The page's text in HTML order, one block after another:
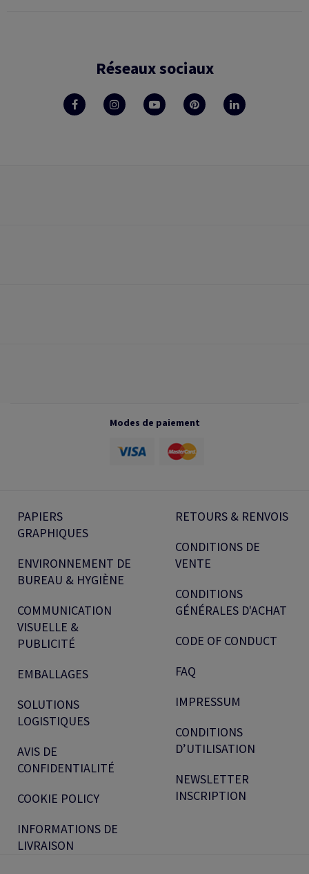
Réseaux sociaux
Modes de paiement
PAPIERS
GRAPHIQUES
ENVIRONNEMENT DE
BUREAU & HYGIÈNE
COMMUNICATION
VISUELLE &
PUBLICITÉ
EMBALLAGES
SOLUTIONS
LOGISTIQUES
AVIS DE
CONFIDENTIALITÉ
COOKIE POLICY
INFORMATIONS DE
LIVRAISON
RETOURS & RENVOIS
CONDITIONS DE
VENTE
CONDITIONS
GÉNÉRALES D'ACHAT
CODE OF CONDUCT
FAQ
IMPRESSUM
CONDITIONS
D’UTILISATION
NEWSLETTER
INSCRIPTION